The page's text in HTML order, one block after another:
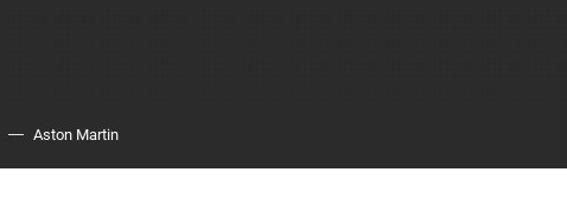
Aston Martin